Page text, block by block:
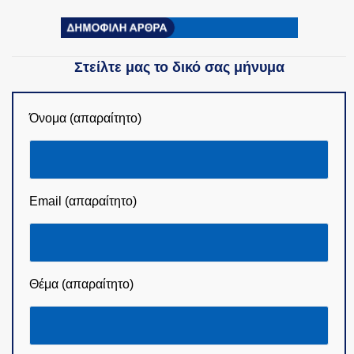
Στείλτε μας το δικό σας μήνυμα
Όνομα (απαραίτητο)
Email (απαραίτητο)
Θέμα (απαραίτητο)